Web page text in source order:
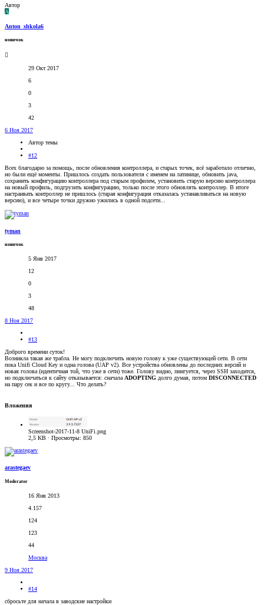
Автор
A
Anton_shkola6
новичок
29 Окт 2017
6
0
3
42
6 Ноя 2017
Автор темы
#12
Всех благодарю за помощь, после обновления контроллера, и старых точек, всё заработало отлично,
но были ещё моменты. Пришлось создать пользователя с именем на латинице, обновить java,
сохранить конфигурацию контроллера под старым профилем, установить старую версию контроллера
на новый профиль, подгрузить конфигурацию, только после этого обновлять контроллер. В итоге
настраивать контроллер не пришлось (старая конфигурация отказалась устанавливаться на новую
версию), и все четыре точки дружно ужились в одной подсети...
tyman
новичок
5 Янв 2017
12
0
3
48
8 Ноя 2017
#13
Доброго времени суток!
Возникла такая же трабла. Не могу подключить новую голову к уже существующей сети. В сети
пока Unifi Cloud Key и одна голова (UAP v2). Все устройства обновлены до последних версий и
новая голова (идентичная той, что уже в сети) тоже. Голову видно, пингуется, через SSH заходится,
но подключаться к сайту отказывается: сначалаADOPTING долго думая, потом DISCONNECTED
на пару сек и все по кругу... Что делать?
Вложения
Screenshot-2017-11-8 UniFi.png
2,5 KB · Просмотры: 850
arastegaev
Moderator
16 Янв 2013
4.157
124
123
44
Москва
9 Ноя 2017
#14
сбросьте для начала в заводские настройки